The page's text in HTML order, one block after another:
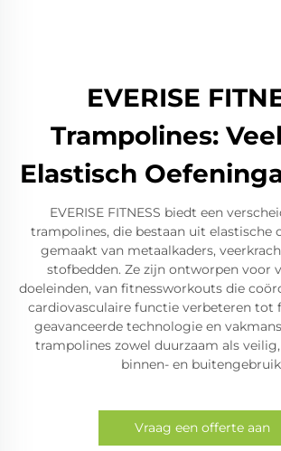
EVERISE
Trampolines:
Elastisch
EVERISE FITNESS biedt een
trampolines, die bestaan uit elastische
gemaakt van metaalkaders,
stofbedden. Ze zijn ontworpen voor
doeleinden, van fitnessworkouts die
cardiovasculaire functie verbeteren tot
geavanceerde technologie en
trampolines zowel duurzaam als
binnen- en
Vraag een offerte aan